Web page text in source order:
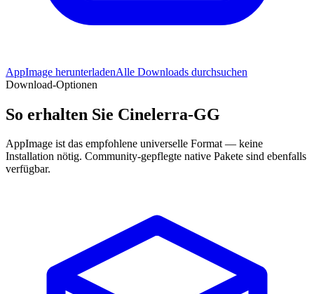
AppImage herunterladenAlle Downloads durchsuchen
Download-Optionen
So erhalten Sie Cinelerra-GG
AppImage ist das empfohlene universelle Format — keine
Installation nötig. Community-gepflegte native Pakete sind ebenfalls
verfügbar.